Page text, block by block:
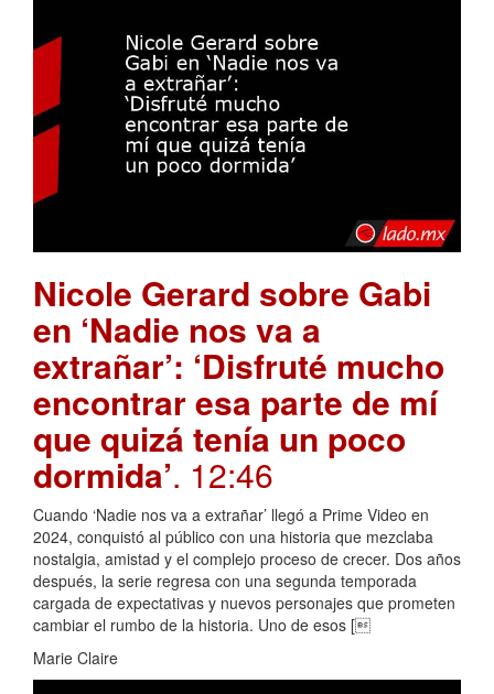
Nicole Gerard sobre Gabi
en ‘Nadie nos va a
extrañar’: ‘Disfruté mucho
encontrar esa parte de mí
que quizá tenía un poco
dormida’. 12:46
Cuando ‘Nadie nos va a extrañar’ llegó a Prime Video en
2024, conquistó al público con una historia que mezclaba
nostalgia, amistad y el complejo proceso de crecer. Dos años
después, la serie regresa con una segunda temporada
cargada de expectativas y nuevos personajes que prometen
cambiar el rumbo de la historia. Uno de esos [
Marie Claire